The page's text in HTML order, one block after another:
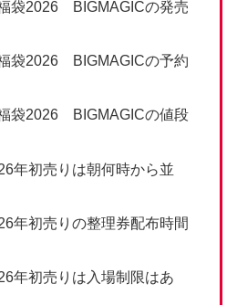
袋2026 BIGMAGICの発売
袋2026 BIGMAGICの予約
袋2026 BIGMAGICの値段
年初売りは朝何時から並
年初売りの整理券配布時間
年初売りは入場制限はあ